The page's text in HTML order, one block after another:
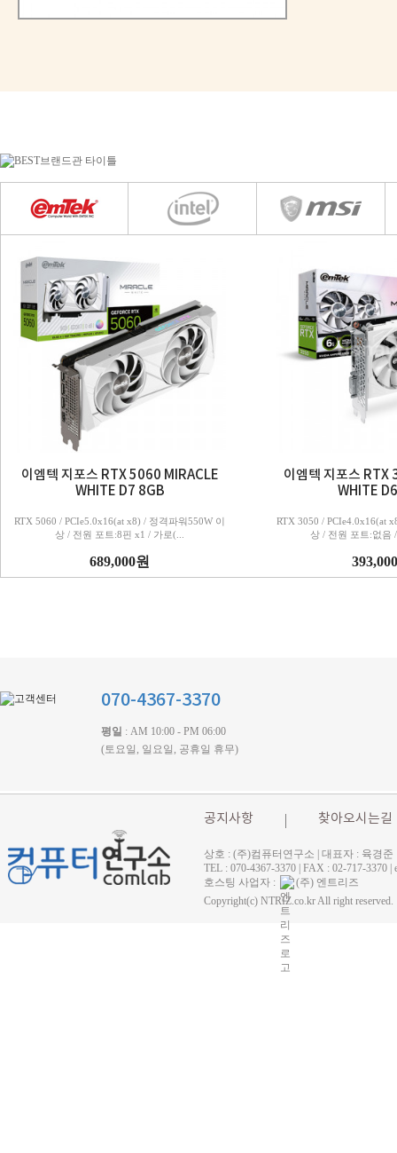
멈추지 않는 강력한 힘 | i7 14700F + RTX 5060 + Antec
이엠텍 지포스 RTX 5060 MIRACLE
WHITE D7 8GB
RTX 5060 / PCIe5.0x16(at x8) / 정격파워550W 이
상 / 전원 포트:8핀 x1 / 가로(...
689,000원
이엠텍 지포스 RTX
WHITE
RTX 3050 / PCIe4.0x16(at
상 / 전원 포트:없음
070-4367-3370
평일 : AM 10:00 - PM 06:00
(토요일, 일요일, 공휴일 휴무)
공지사항 찾아오시는길
상호 : (주)컴퓨터연구소 | 대표자 : 육경
TEL : 070-4367-3370 | FAX : 02-717-
호스팅 사업자 :
(주) 엔트리즈
Copyright(c) NTRIZ.co.kr All right reserved.